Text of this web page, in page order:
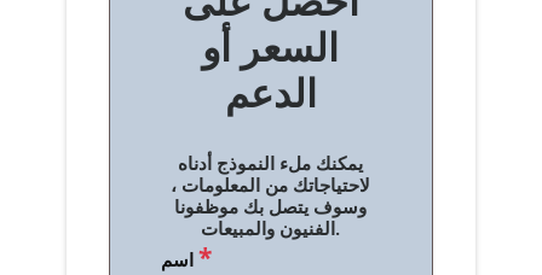
السعر أو
الدعم
يمكنك ملء النموذج أدناه
لاحتياجاتك من المعلومات ،
وسوف يتصل بك موظفونا
الفنيون والمبيعات.
اسم*